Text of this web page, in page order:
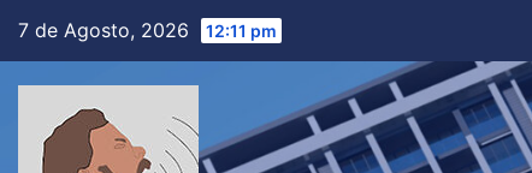
7 de Agosto, 2026 12:11 pm